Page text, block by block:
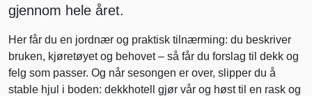
gjennom hele året.
Her får du en jordnær og praktisk tilnærming: du beskriver
bruken, kjøretøyet og behovet – så får du forslag til dekk og
felg som passer. Og når sesongen er over, slipper du å
stable hjul i boden: dekkhotell gjør vår og høst til en rask og